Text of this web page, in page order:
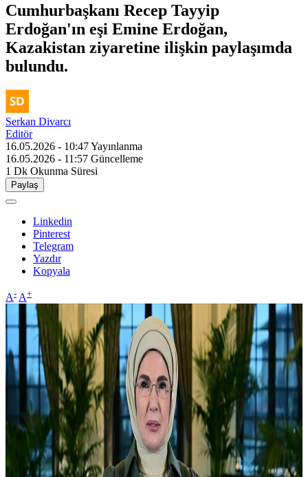
Cumhurbaşkanı Recep Tayyip
Erdoğan'ın eşi Emine Erdoğan,
Kazakistan ziyaretine ilişkin paylaşımda
bulundu.
Serkan Divarcı
Editör
16.05.2026 - 10:47Yayınlanma
16.05.2026 - 11:57 Güncelleme
1 Dk Okunma Süresi
Paylaş
Linkedin
Pinterest
Telegram
Yazdır
Kopyala
A- A+